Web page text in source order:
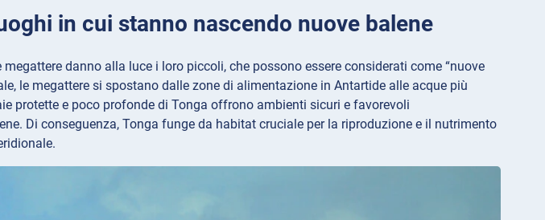
in cui stanno nascendo nuove balene
danno alla luce i loro piccoli, che possono essere considerati come “nuove
le megattere si spostano dalle zone di alimentazione in Antartide alle acque più
protette e poco profonde di Tonga offrono ambienti sicuri e favorevoli
Di conseguenza, Tonga funge da habitat cruciale per la riproduzione e il nutrimento